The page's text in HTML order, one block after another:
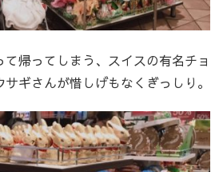
帰ってしまう、スイスの有名チョ
ギさんが惜しげもなくぎっしり。